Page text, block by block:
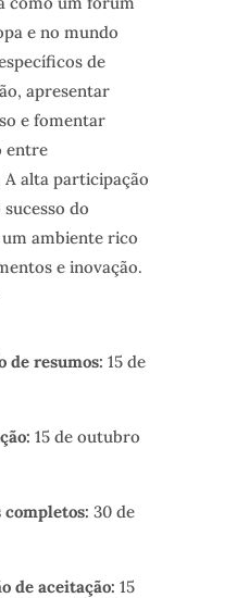
e no mundo
de
apresentar
e fomentar
entre
alta participação
do
ambiente rico
e inovação.
de resumos: 15 de
15 de outubro
completos: 30 de
de aceitação: 15